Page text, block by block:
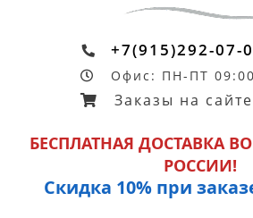
+7(915)292-07-
Офис: ПН-ПТ
Заказы на
БЕСПЛАТНАЯ ДОСТАВКА
РОССИИ!
Скидка 10% при